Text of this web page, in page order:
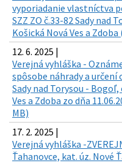
vyporiadanie vlastníctva
SZZ ZO č.33-82 Sady nad
Košická Nová Ves a Zdoba
12. 6. 2025 |
Verejná vyhláška -
spôsobe náhrady a určení
Sady nad Torysou - Bogoľ,
Ves a Zdoba zo dňa
MB)
17. 2. 2025 |
Verejná vyhláška -
Ťahanovce, kat. úz. Nové